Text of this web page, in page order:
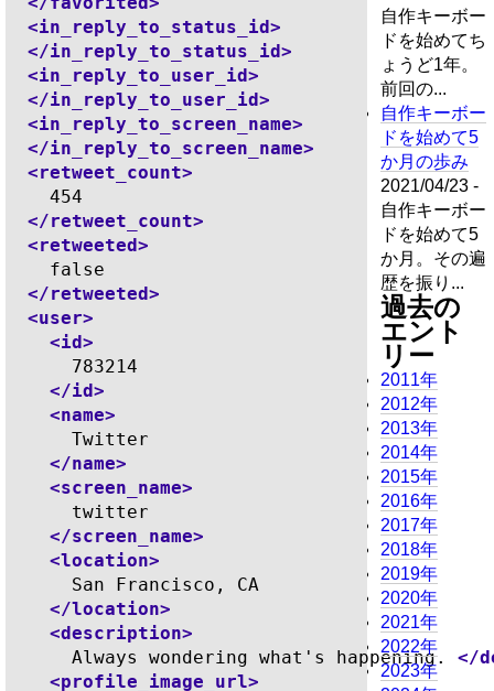
<in_reply_to_status_id>
</in_reply_to_status_id>
<in_reply_to_user_id>
</in_reply_to_user_id>
<in_reply_to_screen_name>
</in_reply_to_screen_name>
<retweet_count>
    454
</retweet_count>
<retweeted>
    false
</retweeted>
<user>
<id>
      783214
</id>
<name>
      Twitter
</name>
<screen_name>
      twitter
</screen_name>
<location>
      San Francisco, CA
</location>
<description>
      Always wondering what's happening.
</
<profile_image_url>
自作キーボー
ドを始めてち
ょうど1年。
前回の...
自作キーボー
ドを始めて5
か月の歩み
2021/04/23 -
自作キーボー
ドを始めて5
か月。その遍
歴を振り...
過去の
エント
リー
2011年
2012年
2013年
2014年
2015年
2016年
2017年
2018年
2019年
2020年
2021年
2022年
2023年